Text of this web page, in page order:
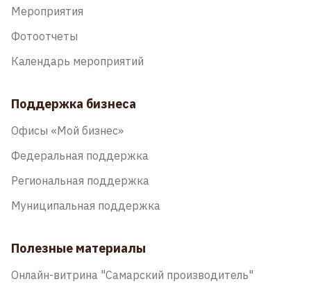
Мероприятия
Фотоотчеты
Календарь мероприятий
Поддержка бизнеса
Офисы «Мой бизнес»
Федеральная поддержка
Региональная поддержка
Муниципальная поддержка
Полезные материалы
Онлайн-витрина "Самарский производитель"